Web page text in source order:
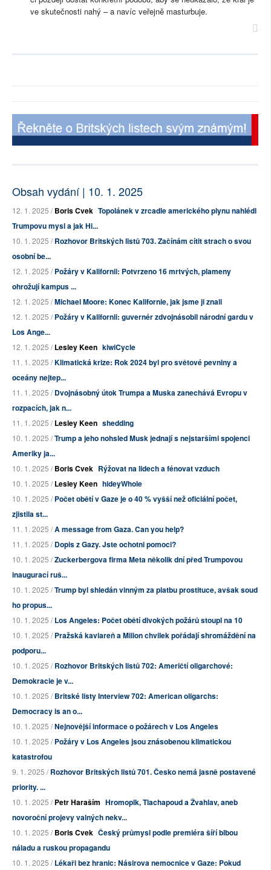
ve skutečnosti nahý – a navíc veřejně masturbuje.
Obsah vydání | 10. 1. 2025
12. 1. 2025 /Boris Cvek Topolánek v zrcadle amerického plynu nahlédl
Trumpovu mysl a jak Hi...
10. 1. 2025 /Rozhovor Britských listů 703. Začínám cítit strach o svou
osobní be...
12. 1. 2025 /Požáry v Kalifornii: Potvrzeno 16 mrtvých, plameny
ohrožují kampus ...
12. 1. 2025 /Michael Moore: Konec Kalifornie, jak jsme ji znali
12. 1. 2025 /Požáry v Kalifornii: guvernér zdvojnásobil národní gardu v
Los Ange...
12. 1. 2025 /Lesley Keen kiwiCycle
11. 1. 2025 /Klimatická krize: Rok 2024 byl pro světové pevniny a
oceány nejtep...
11. 1. 2025 /Dvojnásobný útok Trumpa a Muska zanechává Evropu v
rozpacích, jak n...
11. 1. 2025 /Lesley Keen shedding
10. 1. 2025 /Trump a jeho nohsled Musk jednají s nejstaršími spojenci
Ameriky ja...
10. 1. 2025 /Boris Cvek Rýžovat na lidech a fénovat vzduch
10. 1. 2025 /Lesley Keen hideyWhole
10. 1. 2025 /Počet obětí v Gaze je o 40 % vyšší než oficiální počet,
zjistila st...
11. 1. 2025 /A message from Gaza. Can you help?
11. 1. 2025 /Dopis z Gazy. Jste ochotni pomoci?
10. 1. 2025 /Zuckerbergova firma Meta několik dní před Trumpovou
inaugurací ruš...
10. 1. 2025 /Trump byl shledán vinným za platbu prostituce, avšak soud
ho propus...
10. 1. 2025 /Los Angeles: Počet obětí divokých požárů stoupl na 10
10. 1. 2025 /Pražská kaviareň a Milion chvilek pořádají shromáždění na
podporu...
10. 1. 2025 /Rozhovor Britských listů 702: Američtí oligarchové:
Demokracie je v...
10. 1. 2025 /Britské listy Interview 702: American oligarchs:
Democracy is an o...
10. 1. 2025 /Nejnovější informace o požárech v Los Angeles
10. 1. 2025 /Požáry v Los Angeles jsou znásobenou klimatickou
katastrofou
9. 1. 2025 /Rozhovor Britských listů 701. Česko nemá jasně postavené
priority. ...
10. 1. 2025 /Petr Haraším Hromoplk, Tlachapoud a Žvahlav, aneb
novoroční projevy valných nekv...
10. 1. 2025 /Boris Cvek Český průmysl podle premiéra šíří blbou
náladu a ruskou propagandu
10. 1. 2025 /Lékaři bez hranic: Násirova nemocnice v Gaze: Pokud